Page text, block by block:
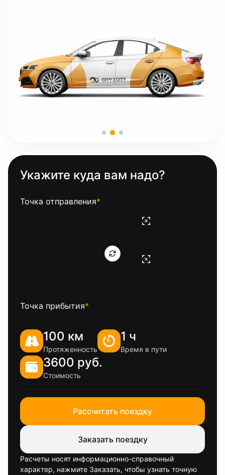
Укажите куда вам надо?
Точка отправления*
Точка прибытия*
100 км
Протяженность
1 ч
Время в пути
3600 руб.
Стоимость
Рассчитать поездку
Заказать поездку
Расчеты носят информационно-справочный
характер, нажмите Заказать, чтобы узнать точную